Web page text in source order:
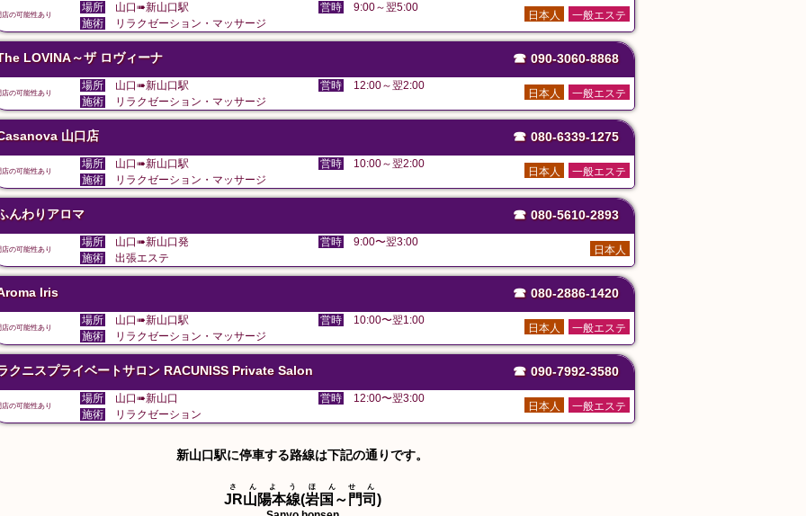
店の可能性あり
場所 山口➠新山口駅 営時 9:00～翌5:00
一般エステ
日本人
施術 リラクゼーション・マッサージ
LOVINA～ザ ロヴィーナ ☎ 090-3060-8868
店の可能性あり
場所 山口➠新山口駅 営時 12:00～翌2:00
一般エステ
日本人
施術 リラクゼーション・マッサージ
山口店 ☎ 080-6339-1275
店の可能性あり
場所 山口➠新山口駅 営時 10:00～翌2:00
一般エステ
日本人
施術 リラクゼーション・マッサージ
んわりアロマ ☎ 080-5610-2893
店の可能性あり
場所 山口➠新山口発 営時 9:00〜翌3:00
日本人
施術 出張エステ
Iris ☎ 080-2886-1420
店の可能性あり
場所 山口➠新山口駅 営時 10:00〜翌1:00
一般エステ
日本人
施術 リラクゼーション・マッサージ
クニスプライベートサロン RACUNISS Private Salon ☎ 090-7992-3580
店の可能性あり
場所 山口➠新山口 営時 12:00〜翌3:00
一般エステ
日本人
施術 リラクゼーション
新山口駅に停車する路線は下記の通りです。
JR山陽本線(岩国～門司)
さんようほんせん